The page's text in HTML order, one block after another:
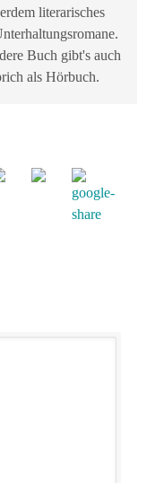
literarisches
Buch gibt's auch
als Hörbuch.